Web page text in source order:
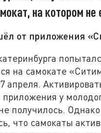
на котором не
от приложения
на самокате
апреля.
приложения у
получилось.
что самокаты